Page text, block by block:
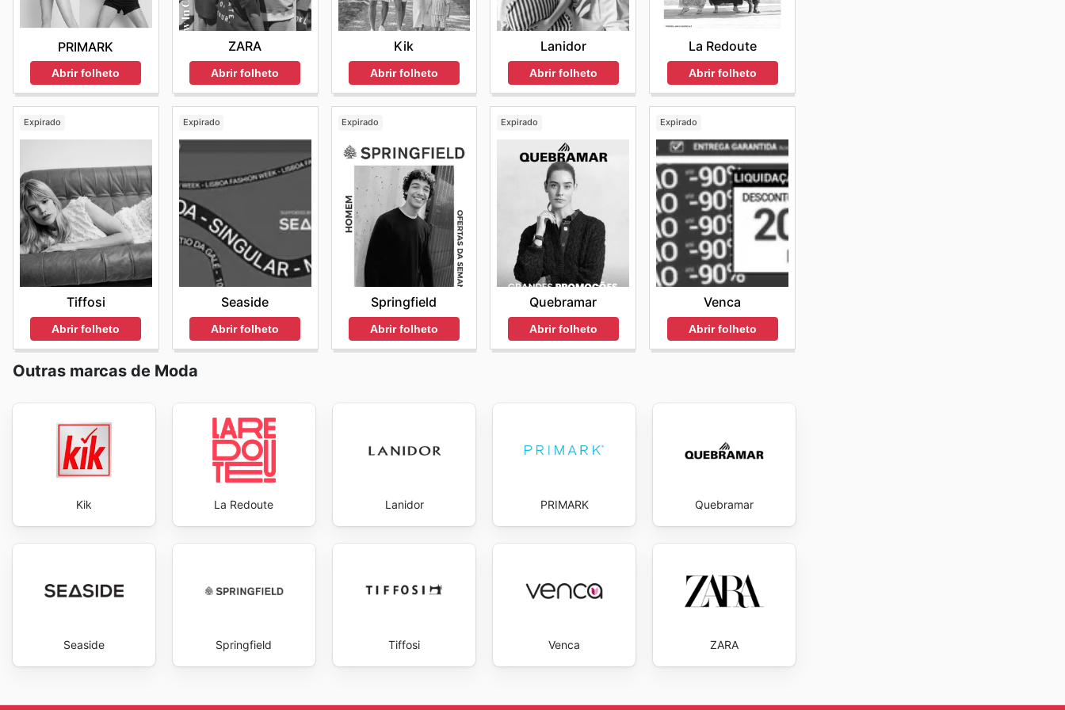
PRIMARK
Abrir folheto
ZARA
Abrir folheto
Kik
Abrir folheto
Lanidor
Abrir folheto
La Redoute
Abrir folheto
Expirado
Tiffosi
Abrir folheto
Expirado
Seaside
Abrir folheto
Expirado
Springfield
Abrir folheto
Expirado
Quebramar
Abrir folheto
Expirado
Venca
Abrir folheto
Outras marcas de Moda
Kik La Redoute Lanidor PRIMARK Quebramar
Seaside Springfield Tiffosi Venca ZARA